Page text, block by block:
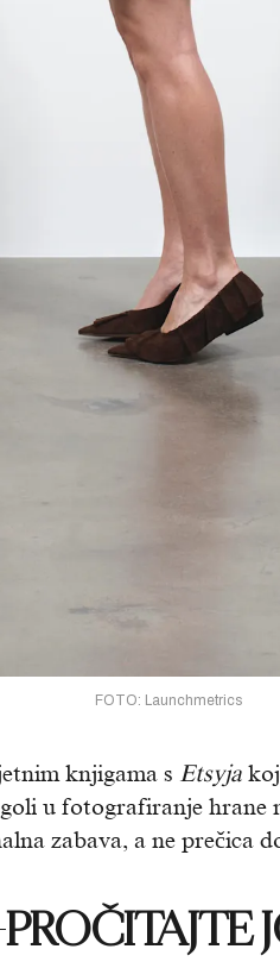
FOTO: Launchmetrics
knjigama s Etsyja
u fotografiranje hrane
zabava, a ne prečica
PROČITAJTE